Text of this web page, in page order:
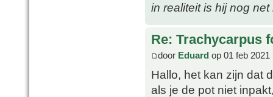
in realiteit is hij nog
Re: Trachycarpus
door Eduard op 01 feb 2021
Hallo, het kan zijn dat
als je de pot niet